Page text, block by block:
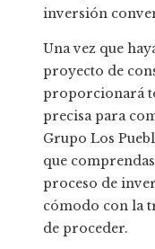
inversión
Una vez que
proyecto de
proporcionará
precisa para
Grupo Los
que
proceso de
cómodo con la
de proceder.